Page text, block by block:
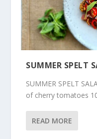
SUMMER SPELT
SUMMER SPELT
of cherry tomatoes
READ MORE